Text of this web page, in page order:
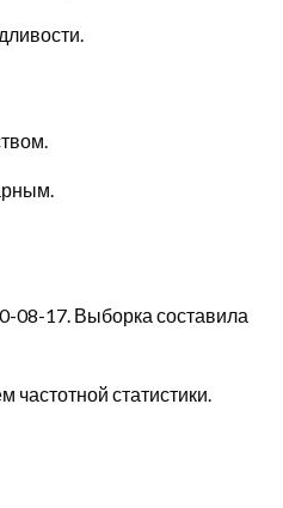
08-17. Выборка составила
статистики.